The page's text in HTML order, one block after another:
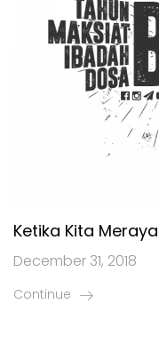
Ketika Kita
December 31, 2018
Continue